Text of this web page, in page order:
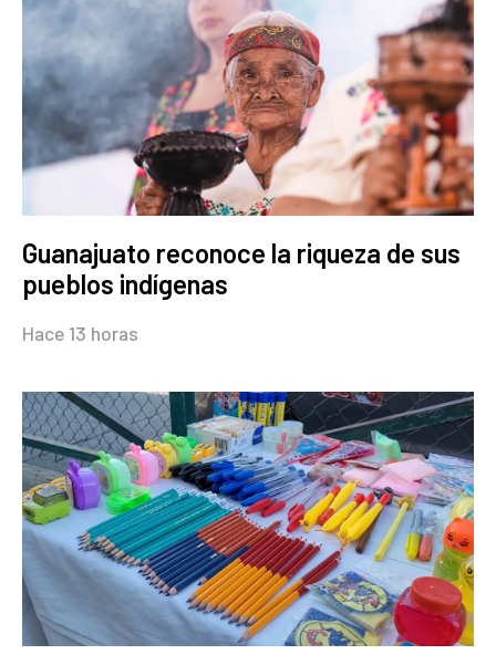
Guanajuato reconoce la riqueza de sus
pueblos indígenas
Hace 13 horas